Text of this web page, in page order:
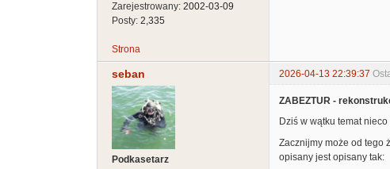
Zarejestrowany: 2002-03-09
Posty: 2,335
Strona
seban 2026-04-13 22:39:37
Podkasetarz
ZABEZTUR -
Dziś w wątku temat
Zacznijmy może od tego
opisany jest opisany tak: